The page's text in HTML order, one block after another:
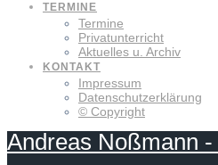
TERMINE
Termine
Privatunterricht
Aktuelles u. Archiv
KONTAKT
Impressum
Datenschutzerklärung
© Copyright
Andreas Noßmann -